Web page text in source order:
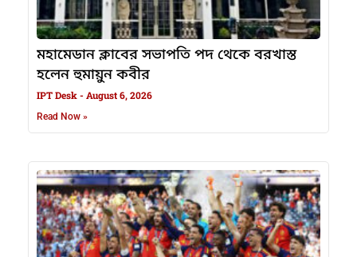
মহামেডান ক্লাবের সভাপতি পদ থেকে বরখাস্ত
হলেন হুমায়ুন কবীর
IPT Desk August 6, 2026
Read Now »